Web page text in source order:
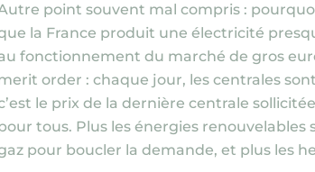
point souvent mal compris :
la France produit une électricité
fonctionnement du marché de gros
order : chaque jour, les centrales
le prix de la dernière centrale
tous. Plus les énergies
pour boucler la demande, et plus les